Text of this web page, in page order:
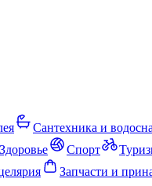
Сантехника и
Здоровье Спорт
Запчасти и